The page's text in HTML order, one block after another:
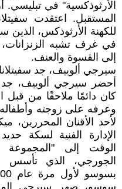
الأرثوذكسية" في تبليسي.
المستقبل. اعتقدت
للكهنة الأرثوذكس، الذين
في غرف تشبه
إلى القسوة والعنف.
سيرجي ألوييف، جد سفيتلانا
أحضر سيرجي ألوييف، جد
كان دائمًا ملاحقًا من قبل
وعرفه على زوجته
لأحد الأقنان المحررين،
الإدارة الفنية لسكة
الوقت إلى "المجموعة